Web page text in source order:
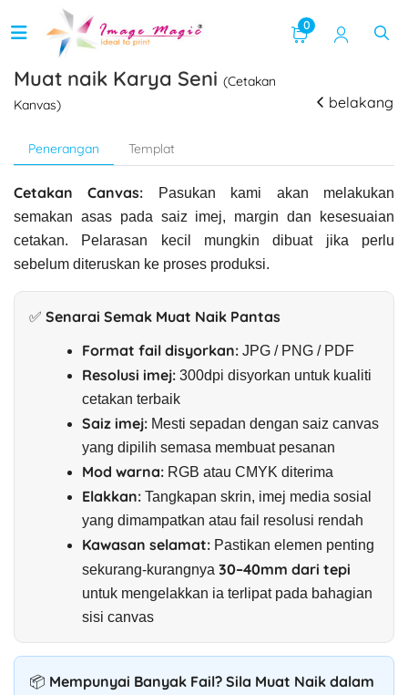
0
Muat naik Karya Seni (Cetakan
Kanvas)
belakang
Penerangan Templat
Cetakan Canvas: Pasukan kami akan melakukan
semakan asas pada saiz imej, margin dan kesesuaian
cetakan. Pelarasan kecil mungkin dibuat jika perlu
sebelum diteruskan ke proses produksi.
✅ Senarai Semak Muat Naik Pantas
Format fail disyorkan: JPG / PNG / PDF
Resolusi imej: 300dpi disyorkan untuk kualiti
cetakan terbaik
Saiz imej: Mesti sepadan dengan saiz canvas
yang dipilih semasa membuat pesanan
Mod warna: RGB atau CMYK diterima
Elakkan: Tangkapan skrin, imej media sosial
yang dimampatkan atau fail resolusi rendah
Kawasan selamat: Pastikan elemen penting
sekurang-kurangnya 30–40mm dari tepi
untuk mengelakkan ia terlipat pada bahagian
sisi canvas
📦 Mempunyai Banyak Fail? Sila Muat Naik dalam